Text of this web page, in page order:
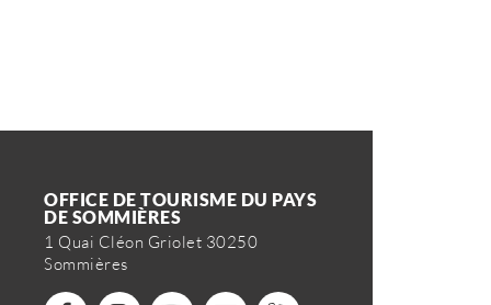
OFFICE DE TOURISME DU PAYS
DE SOMMIÈRES
1 Quai Cléon Griolet 30250
Sommières